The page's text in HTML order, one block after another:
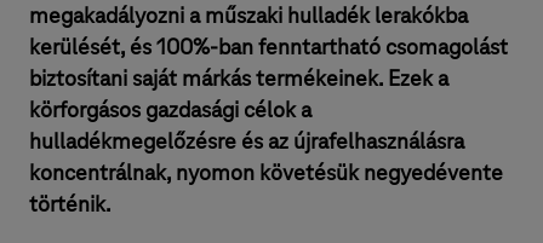
megakadályozni a műszaki hulladék lerakókba
kerülését, és 100%-ban fenntartható csomagolást
biztosítani saját márkás termékeinek. Ezek a
körforgásos gazdasági célok a
hulladékmegelőzésre és az újrafelhasználásra
koncentrálnak, nyomon követésük negyedévente
történik.